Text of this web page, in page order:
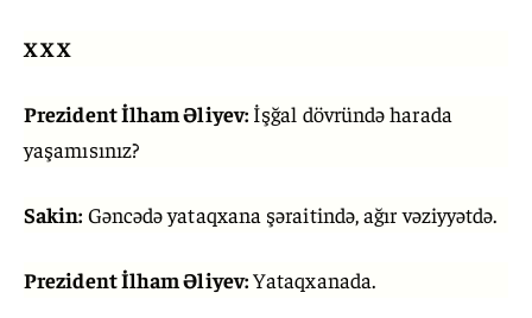
X X X
Prezident İlham Əliyev:İşğal dövründə harada
yaşamısınız?
Sakin: Gəncədə yataqxana şəraitində, ağır vəziyyətdə.
Prezident İlham Əliyev:Yataqxanada.